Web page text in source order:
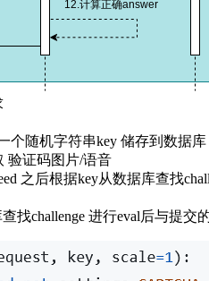
个随机字符串key 储存到数据
验证码图片/语音
之后根据key从数据库查找
找challenge 进行eval后与提交